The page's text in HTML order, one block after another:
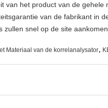
van het product van de
van de fabrikant in
snel op de site
Materiaal van de korrelanalysator,